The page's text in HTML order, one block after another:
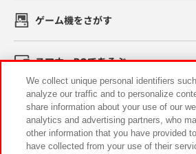
ゲーム機をさがす
スマホ・PCであそぶ
イベント・キャンペーン
We collect unique personal identifiers
analyze our traffic and to personalize
share information about your use of our
analytics and advertising partners, who
other information that you have provided
have collected from your use of their